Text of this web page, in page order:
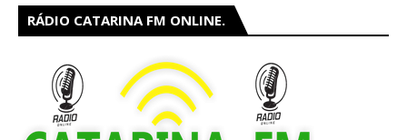
RÁDIO CATARINA FM ONLINE.